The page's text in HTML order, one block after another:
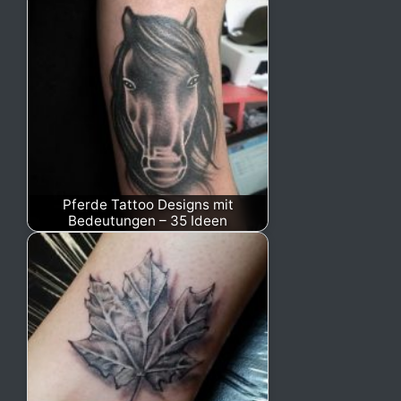
Pferde Tattoo Designs mit
Bedeutungen – 35 Ideen